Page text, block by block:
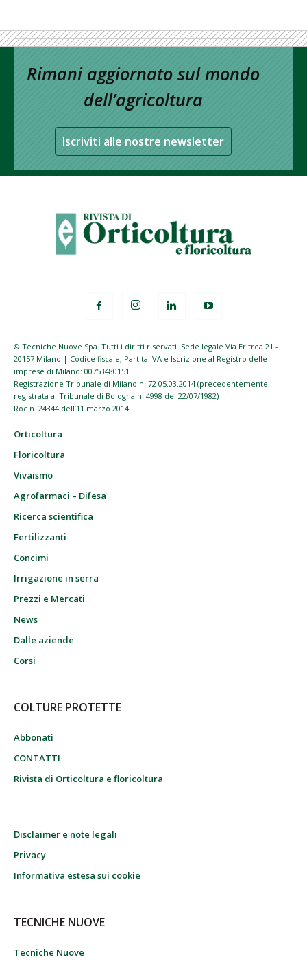
Rimani aggiornato sul mondo
dell’agricoltura
Iscriviti alle nostre newsletter
© Tecniche Nuove Spa. Tutti i diritti riservati. Sede legale Via Eritrea 21 -
20157 Milano | Codice fiscale, Partita IVA e Iscrizione al Registro delle
imprese di Milano: 00753480151
Registrazione Tribunale di Milano n. 72 05.03.2014 (precedentemente
registrata al Tribunale di Bologna n. 4998 del 22/07/1982)
Roc n. 24344 dell’11 marzo 2014
Orticoltura
Floricoltura
Vivaismo
Agrofarmaci – Difesa
Ricerca scientifica
Fertilizzanti
Concimi
Irrigazione in serra
Prezzi e Mercati
News
Dalle aziende
Corsi
COLTURE PROTETTE
Abbonati
CONTATTI
Rivista di Orticoltura e floricoltura
Disclaimer e note legali
Privacy
Informativa estesa sui cookie
TECNICHE NUOVE
Tecniche Nuove